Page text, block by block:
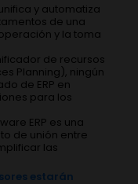
y automatiza
de una
y la toma
de recursos
Planning), ningún
de ERP en
para los
ERP es una
de unión entre
las
estarán